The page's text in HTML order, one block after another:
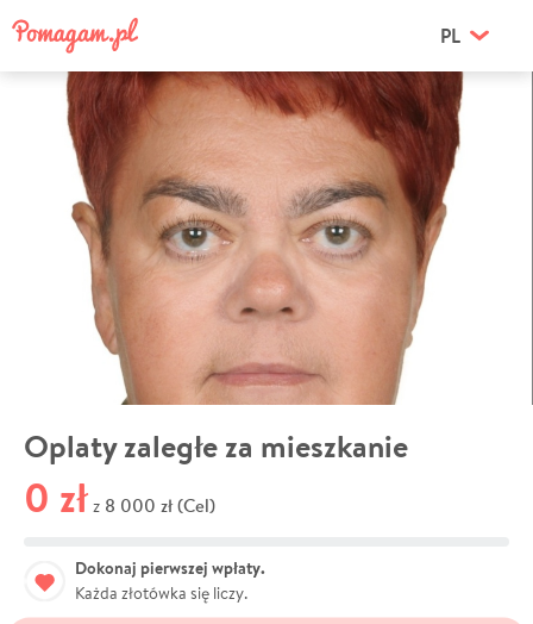
PL
Oplaty zaległe za mieszkanie
0 zł z 8 000 zł (Cel)
Dokonaj pierwszej wpłaty.
Każda złotówka się liczy.